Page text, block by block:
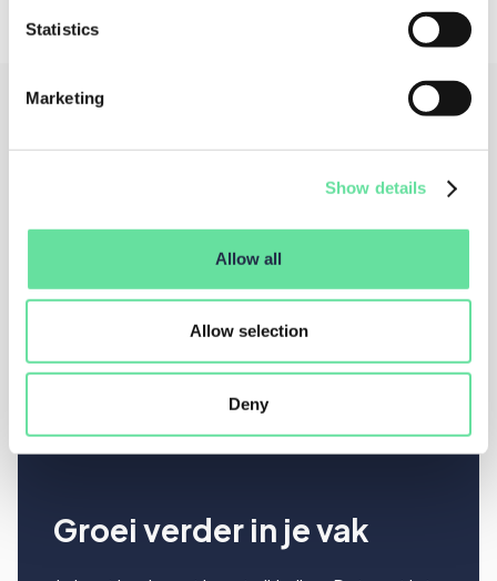
Statistics
Marketing
Show details
Allow all
Allow selection
Deny
Groei verder in je vak